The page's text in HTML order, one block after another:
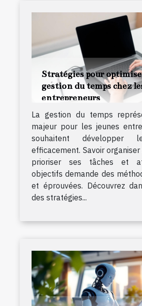
Stratégies pour
gestion du temps chez
entrepreneurs
La gestion du temps
majeur pour les jeunes
souhaitent développer
efficacement. Savoir organiser
prioriser ses tâches et
objectifs demande des
et éprouvées. Découvrez
des stratégies...